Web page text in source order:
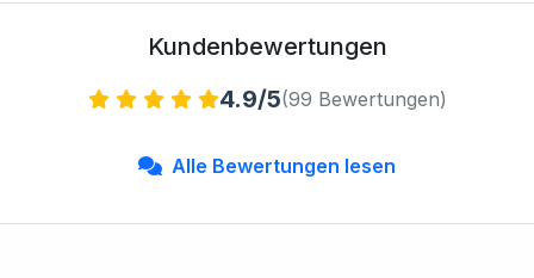
Kundenbewertungen
4.9/5(99 Bewertungen)
Alle Bewertungen lesen